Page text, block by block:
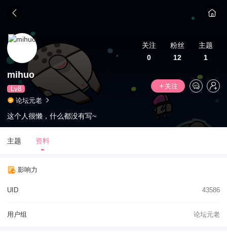
关注
0
粉丝
12
主题
1
mihuo
Lv8
关注
论坛元老
这个人很懒，什么都没有写~
主题 资料
影响力
UID 43586
用户组 论坛元老